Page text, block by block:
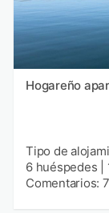
Hogareño
Tipo de
6 huéspedes
Comentarios: 7